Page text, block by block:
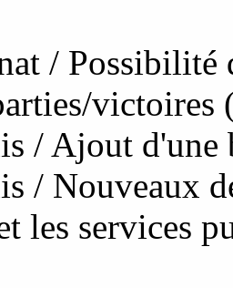
/ Possibilité
victoires
/ Ajout d'une
/ Nouveaux
les services